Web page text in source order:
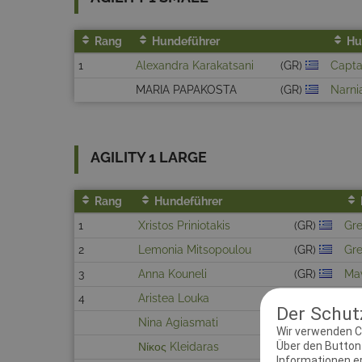
Der
Wir verwenden
Über den
Rang Hundeführer
1
Alexandra Karakatsani (GR)
MARIA PAPAKOSTA
(GR)
AGILITY 1 LARGE
Rang Hundeführer
1
Xristos Priniotakis (GR)
2
Lemonia Mitsopoulou (GR)
3
Anna Kouneli (GR)
4
Aristea Louka
Nina Agiasmati
(GR)
Νίκος Kleidaras
(GR)